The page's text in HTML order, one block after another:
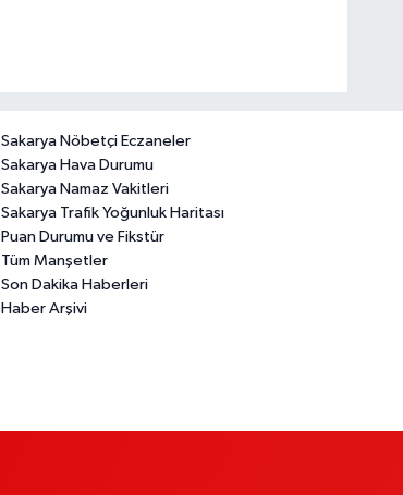
Sakarya Nöbetçi Eczaneler
Sakarya Hava Durumu
Sakarya Namaz Vakitleri
Sakarya Trafik Yoğunluk Haritası
Puan Durumu ve Fikstür
Tüm Manşetler
Son Dakika Haberleri
Haber Arşivi